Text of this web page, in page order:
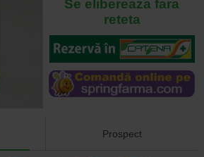
Se elibereaza fara
reteta
Prospect